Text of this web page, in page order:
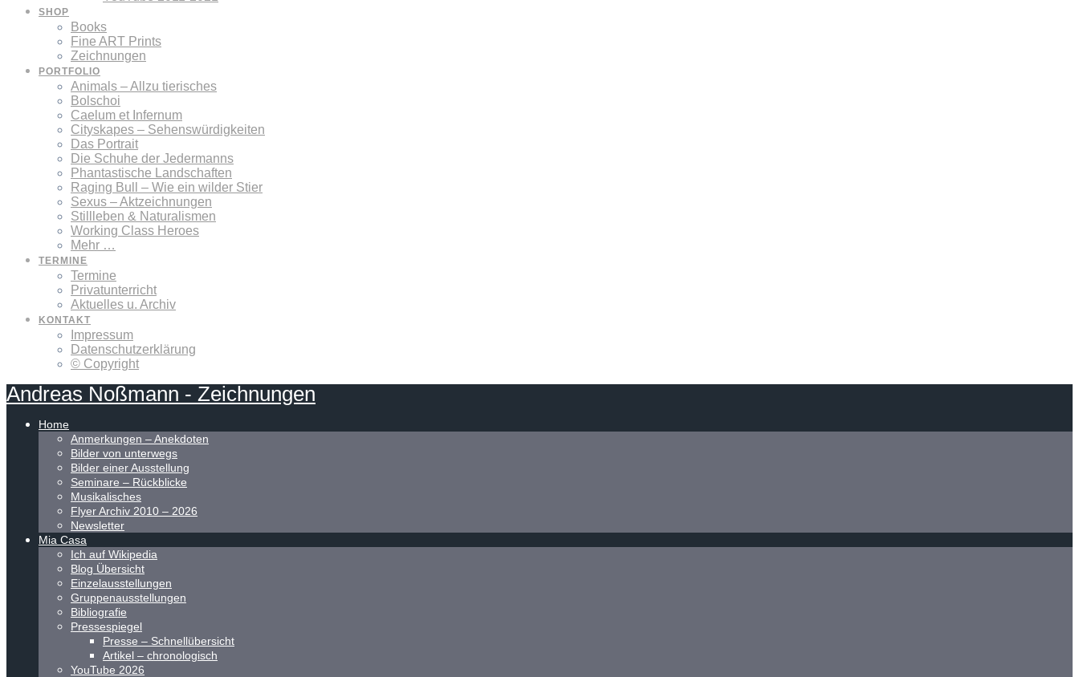
SHOP
Books
Fine ART Prints
Zeichnungen
PORTFOLIO
Animals – Allzu tierisches
Bolschoi
Caelum et Infernum
Cityskapes – Sehenswürdigkeiten
Das Portrait
Die Schuhe der Jedermanns
Phantastische Landschaften
Raging Bull – Wie ein wilder Stier
Sexus – Aktzeichnungen
Stillleben & Naturalismen
Working Class Heroes
Mehr …
TERMINE
Termine
Privatunterricht
Aktuelles u. Archiv
KONTAKT
Impressum
Datenschutzerklärung
© Copyright
Andreas Noßmann - Zeichnungen
Home
Anmerkungen – Anekdoten
Bilder von unterwegs
Bilder einer Ausstellung
Seminare – Rückblicke
Musikalisches
Flyer Archiv 2010 – 2026
Newsletter
Mia Casa
Ich auf Wikipedia
Blog Übersicht
Einzelausstellungen
Gruppenausstellungen
Bibliografie
Pressespiegel
Presse – Schnellübersicht
Artikel – chronologisch
YouTube 2026